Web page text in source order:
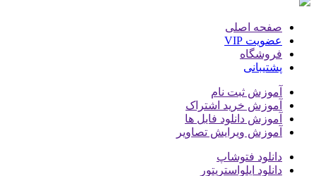
صفحه اصلی
عضویت VIP
فروشگاه
پشتیبانی
آموزش ثبت نام
آموزش خرید اشتراک
آموزش دانلود فایل ها
آموزش ویرایش تصاویر
دانلود فتوشاپ
دانلود ایلواستریتور